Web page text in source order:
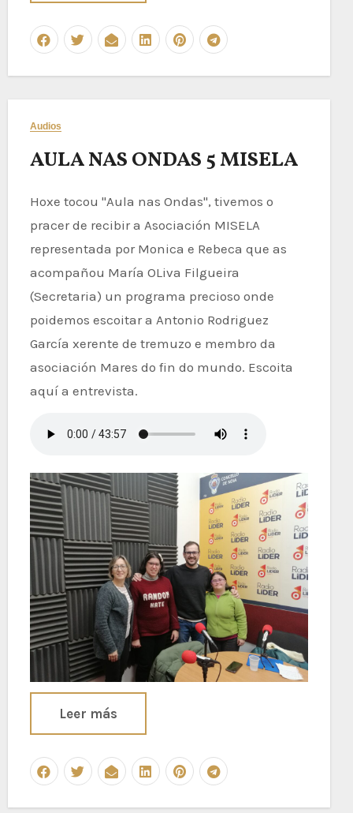
Audios
AULA NAS ONDAS 5 MISELA
Hoxe tocou "Aula nas Ondas", tivemos o
pracer de recibir a Asociación MISELA
representada por Monica e Rebeca que as
acompañou María OLiva Filgueira
(Secretaria) un programa precioso onde
poidemos escoitar a Antonio Rodriguez
García xerente de tremuzo e membro da
asociación Mares do fin do mundo. Escoita
aquí a entrevista.
Leer más